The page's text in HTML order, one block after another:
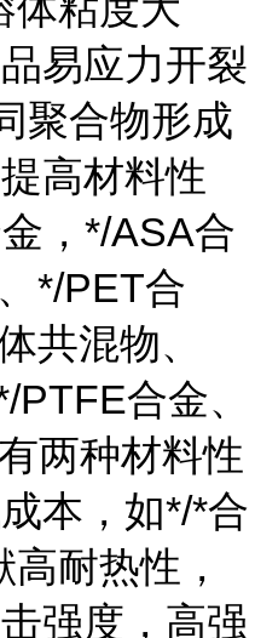
易应力开裂
聚合物形成
高材料性
，*/ASA合
*/PET合
共混物、
合金、
两种材料性
本，如*/*合
耐热性，
强度，高强